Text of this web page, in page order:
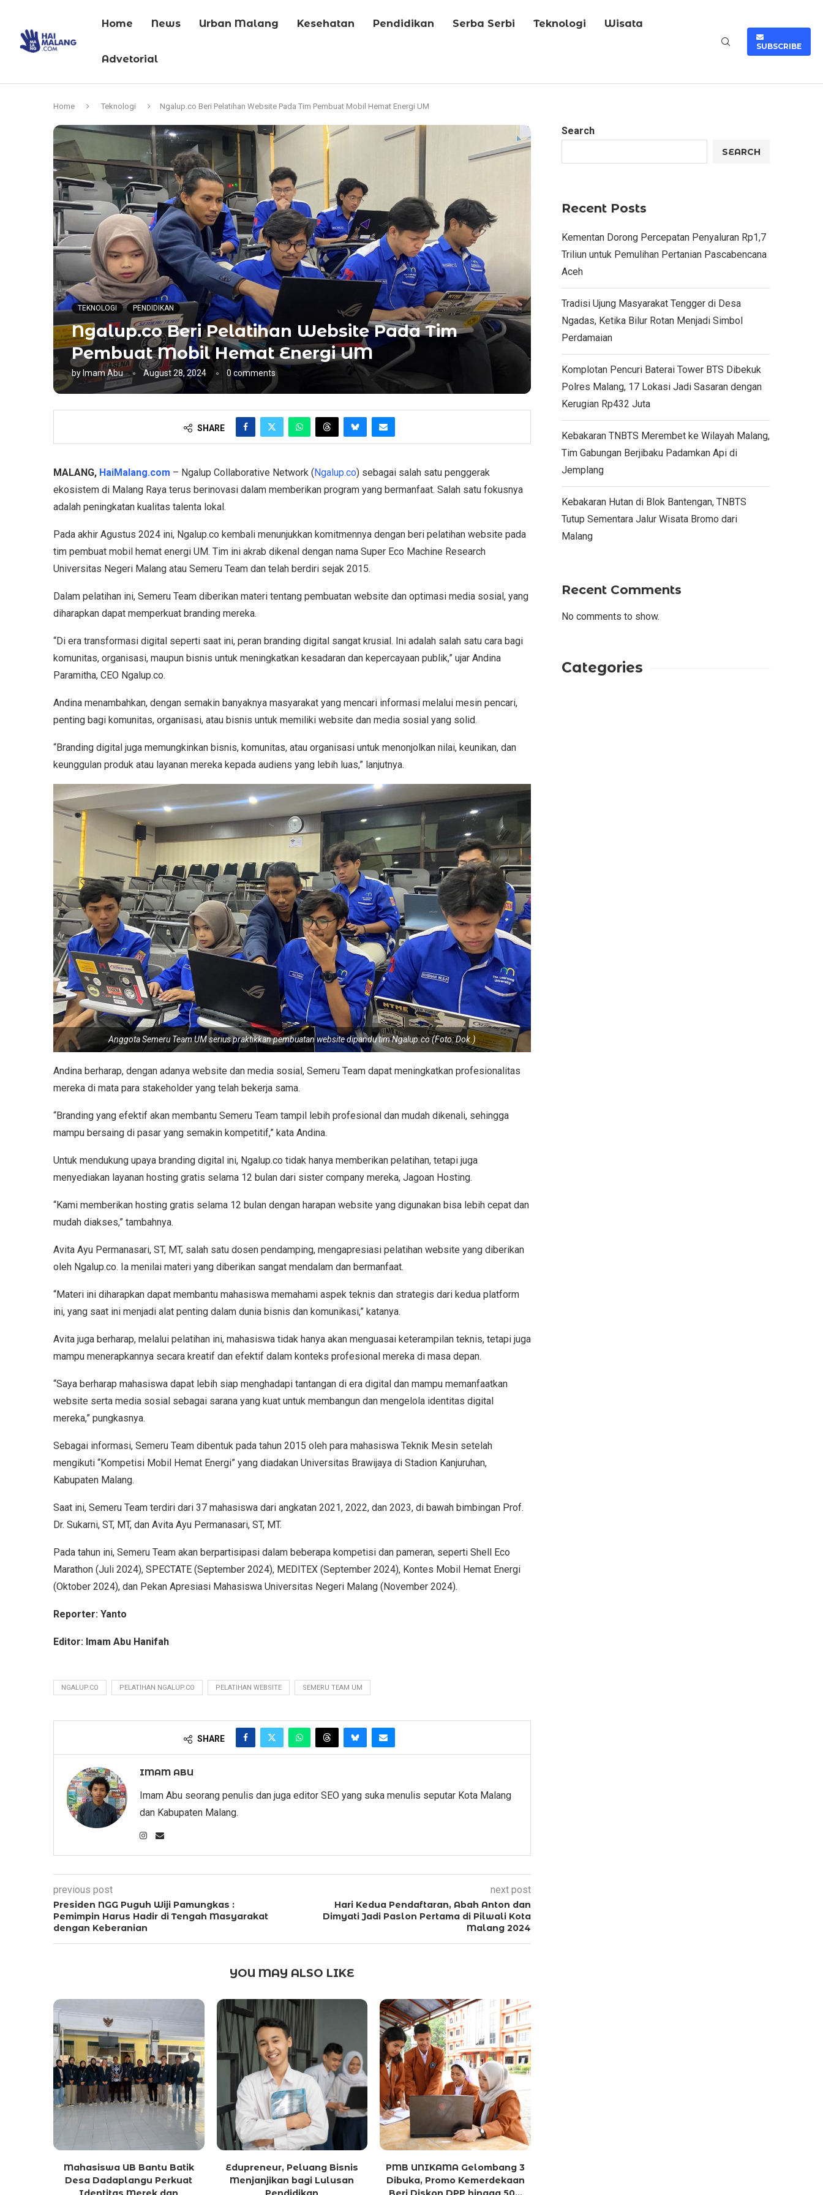
Home News Urban Malang Kesehatan Pendidikan Serba Serbi Teknologi Wisata
Advetorial
SUBSCRIBE
Home Teknologi Ngalup.co Beri Pelatihan Website Pada Tim Pembuat Mobil Hemat Energi UM
TEKNOLOGI PENDIDIKAN
Ngalup.co Beri Pelatihan Website Pada Tim
Pembuat Mobil Hemat Energi UM
by Imam Abu August 28, 2024 0 comments
SHARE
MALANG, HaiMalang.com – Ngalup Collaborative Network (Ngalup.co) sebagai salah satu penggerak
ekosistem di Malang Raya terus berinovasi dalam memberikan program yang bermanfaat. Salah satu fokusnya
adalah peningkatan kualitas talenta lokal.
Pada akhir Agustus 2024 ini, Ngalup.co kembali menunjukkan komitmennya dengan beri pelatihan website pada
tim pembuat mobil hemat energi UM. Tim ini akrab dikenal dengan nama Super Eco Machine Research
Universitas Negeri Malang atau Semeru Team dan telah berdiri sejak 2015.
Dalam pelatihan ini, Semeru Team diberikan materi tentang pembuatan website dan optimasi media sosial, yang
diharapkan dapat memperkuat branding mereka.
“Di era transformasi digital seperti saat ini, peran branding digital sangat krusial. Ini adalah salah satu cara bagi
komunitas, organisasi, maupun bisnis untuk meningkatkan kesadaran dan kepercayaan publik,” ujar Andina
Paramitha, CEO Ngalup.co.
Andina menambahkan, dengan semakin banyaknya masyarakat yang mencari informasi melalui mesin pencari,
penting bagi komunitas, organisasi, atau bisnis untuk memiliki website dan media sosial yang solid.
“Branding digital juga memungkinkan bisnis, komunitas, atau organisasi untuk menonjolkan nilai, keunikan, dan
keunggulan produk atau layanan mereka kepada audiens yang lebih luas,” lanjutnya.
Anggota Semeru Team UM serius praktikkan pembuatan website dipandu tim Ngalup.co (Foto: Dok.)
Andina berharap, dengan adanya website dan media sosial, Semeru Team dapat meningkatkan profesionalitas
mereka di mata para stakeholder yang telah bekerja sama.
“Branding yang efektif akan membantu Semeru Team tampil lebih profesional dan mudah dikenali, sehingga
mampu bersaing di pasar yang semakin kompetitif,” kata Andina.
Untuk mendukung upaya branding digital ini, Ngalup.co tidak hanya memberikan pelatihan, tetapi juga
menyediakan layanan hosting gratis selama 12 bulan dari sister company mereka, Jagoan Hosting.
“Kami memberikan hosting gratis selama 12 bulan dengan harapan website yang digunakan bisa lebih cepat dan
mudah diakses,” tambahnya.
Avita Ayu Permanasari, ST, MT, salah satu dosen pendamping, mengapresiasi pelatihan website yang diberikan
oleh Ngalup.co. Ia menilai materi yang diberikan sangat mendalam dan bermanfaat.
“Materi ini diharapkan dapat membantu mahasiswa memahami aspek teknis dan strategis dari kedua platform
ini, yang saat ini menjadi alat penting dalam dunia bisnis dan komunikasi,” katanya.
Avita juga berharap, melalui pelatihan ini, mahasiswa tidak hanya akan menguasai keterampilan teknis, tetapi juga
mampu menerapkannya secara kreatif dan efektif dalam konteks profesional mereka di masa depan.
“Saya berharap mahasiswa dapat lebih siap menghadapi tantangan di era digital dan mampu memanfaatkan
website serta media sosial sebagai sarana yang kuat untuk membangun dan mengelola identitas digital
mereka,” pungkasnya.
Sebagai informasi, Semeru Team dibentuk pada tahun 2015 oleh para mahasiswa Teknik Mesin setelah
mengikuti “Kompetisi Mobil Hemat Energi” yang diadakan Universitas Brawijaya di Stadion Kanjuruhan,
Kabupaten Malang.
Saat ini, Semeru Team terdiri dari 37 mahasiswa dari angkatan 2021, 2022, dan 2023, di bawah bimbingan Prof.
Dr. Sukarni, ST, MT, dan Avita Ayu Permanasari, ST, MT.
Pada tahun ini, Semeru Team akan berpartisipasi dalam beberapa kompetisi dan pameran, seperti Shell Eco
Marathon (Juli 2024), SPECTATE (September 2024), MEDITEX (September 2024), Kontes Mobil Hemat Energi
(Oktober 2024), dan Pekan Apresiasi Mahasiswa Universitas Negeri Malang (November 2024).
Reporter: Yanto
Editor: Imam Abu Hanifah
NGALUP.CO PELATIHAN NGALUP.CO PELATIHAN WEBSITE SEMERU TEAM UM
SHARE
IMAM ABU
Imam Abu seorang penulis dan juga editor SEO yang suka menulis seputar Kota Malang
dan Kabupaten Malang.
previous post
Presiden NGG Puguh Wiji Pamungkas :
Pemimpin Harus Hadir di Tengah Masyarakat
dengan Keberanian
next post
Hari Kedua Pendaftaran, Abah Anton dan
Dimyati Jadi Paslon Pertama di Pilwali Kota
Malang 2024
YOU MAY ALSO LIKE
Mahasiswa UB Bantu Batik
Desa Dadaplangu Perkuat
Edupreneur, Peluang Bisnis
Menjanjikan bagi Lulusan
PMB UNIKAMA Gelombang 3
Dibuka, Promo Kemerdekaan
Search
SEARCH
Recent Posts
Kementan Dorong Percepatan Penyaluran Rp1,7
Triliun untuk Pemulihan Pertanian Pascabencana
Aceh
Tradisi Ujung Masyarakat Tengger di Desa
Ngadas, Ketika Bilur Rotan Menjadi Simbol
Perdamaian
Komplotan Pencuri Baterai Tower BTS Dibekuk
Polres Malang, 17 Lokasi Jadi Sasaran dengan
Kerugian Rp432 Juta
Kebakaran TNBTS Merembet ke Wilayah Malang,
Tim Gabungan Berjibaku Padamkan Api di
Jemplang
Kebakaran Hutan di Blok Bantengan, TNBTS
Tutup Sementara Jalur Wisata Bromo dari
Malang
Recent Comments
No comments to show.
Categories